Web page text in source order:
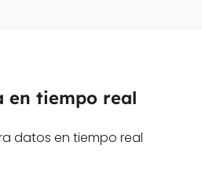
en tiempo real
datos en tiempo real